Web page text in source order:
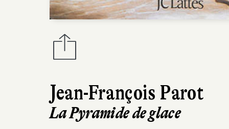
Jean-François Parot
La Pyramide de glace